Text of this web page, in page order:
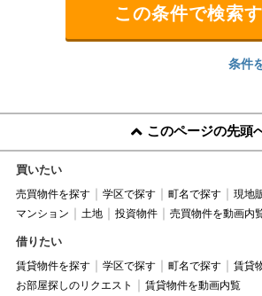
条件
このページの先頭
買いたい
売買物件を探す 学区で探す 町名で探す 現地
マンション
土地 投資物件 売買物件を動画内
借りたい
賃貸物件を探す 学区で探す 町名で探す
賃貸
お部屋探しのリクエスト
賃貸物件を動画内覧